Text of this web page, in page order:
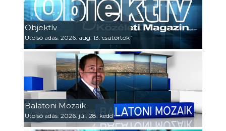
Objektív
Utolsó adás: 2026. aug. 13. csütörtök
Balatoni Mozaik
Utolsó adás: 2026. júl. 28. kedd